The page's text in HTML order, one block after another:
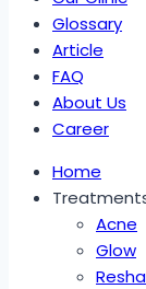
Glossary
Article
FAQ
About Us
Career
Home
Acne
Glow